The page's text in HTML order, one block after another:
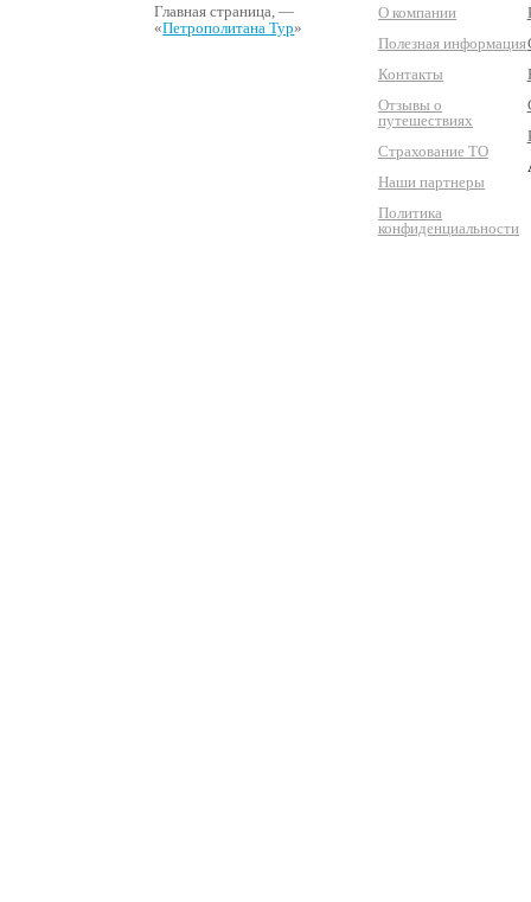
Главная страница, —
«Петрополитана Тур»
О компании
Полезная информация
Контакты
Отзывы о
путешествиях
Страхование ТО
Наши партнеры
Политика
конфиденциальности